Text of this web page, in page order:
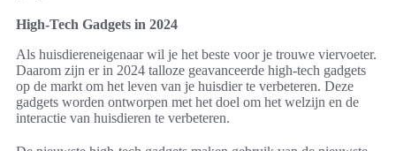
High-Tech Gadgets in 2024
Als huisdiereneigenaar wil je het beste voor je trouwe viervoeter.
Daarom zijn er in 2024 talloze geavanceerde high-tech gadgets
op de markt om het leven van je huisdier te verbeteren. Deze
gadgets worden ontworpen met het doel om het welzijn en de
interactie van huisdieren te verbeteren.